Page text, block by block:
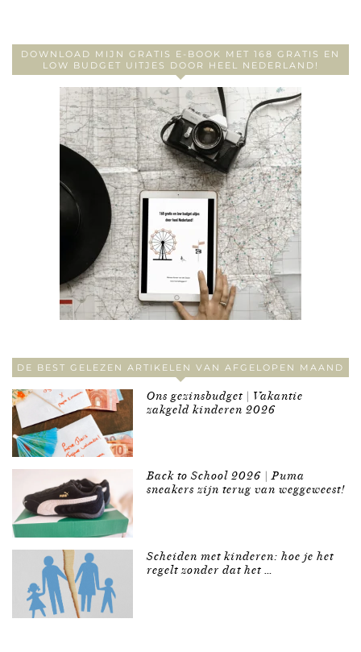
DOWNLOAD MIJN GRATIS E-BOOK MET 168 GRATIS EN
LOW BUDGET UITJES DOOR HEEL NEDERLAND!
DE BEST GELEZEN ARTIKELEN VAN AFGELOPEN MAAND
Ons gezinsbudget | Vakantie
zakgeld kinderen 2026
Back to School 2026 | Puma
sneakers zijn terug van weggeweest!
Scheiden met kinderen: hoe je het
regelt zonder dat het …